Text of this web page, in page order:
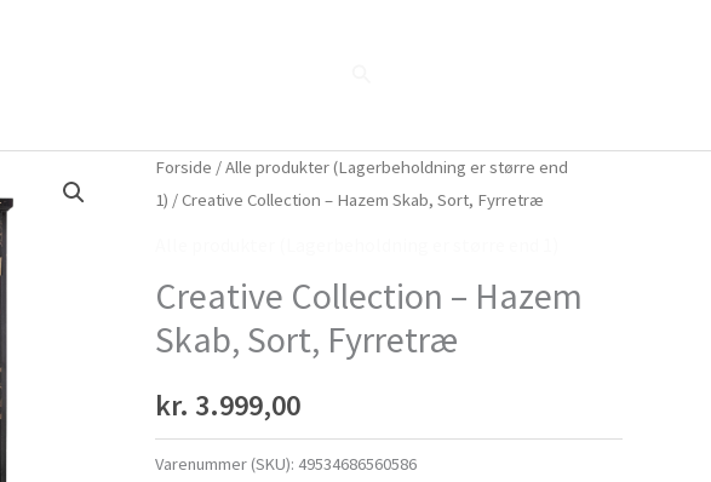
Forside /Alle produkter (Lagerbeholdning er større end
1) / Creative Collection – Hazem Skab, Sort, Fyrretræ
Creative Collection – Hazem
Skab, Sort, Fyrretræ
kr. 3.999,00
Varenummer (SKU): 49534686560586